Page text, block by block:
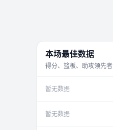
本场最佳数据
得分、篮板、助攻领先者
暂无数据
暂无数据